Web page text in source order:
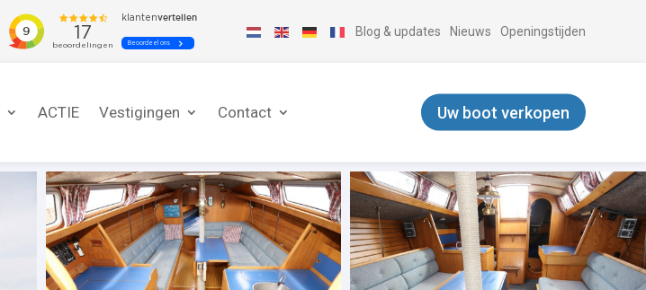
Blog & updates Nieuws Openingstijden
ACTIE Vestigingen Contact Uw boot verkopen